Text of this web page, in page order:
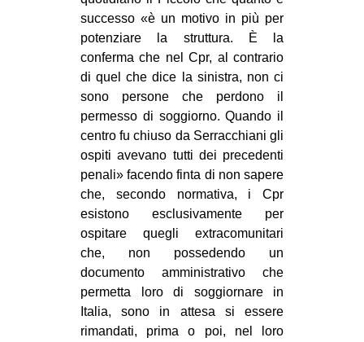
successo «è un motivo in più per
potenziare la struttura. È la
conferma che nel Cpr, al contrario
di quel che dice la sinistra, non ci
sono persone che perdono il
permesso di soggiorno. Quando il
centro fu chiuso da Serracchiani gli
ospiti avevano tutti dei precedenti
penali» facendo finta di non sapere
che, secondo normativa, i Cpr
esistono esclusivamente per
ospitare quegli extracomunitari
che, non possedendo un
documento amministrativo che
permetta loro di soggiornare in
Italia, sono in attesa si essere
rimandati, prima o poi, nel loro